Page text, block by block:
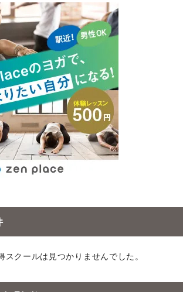
スクールは見つかりませんでした。